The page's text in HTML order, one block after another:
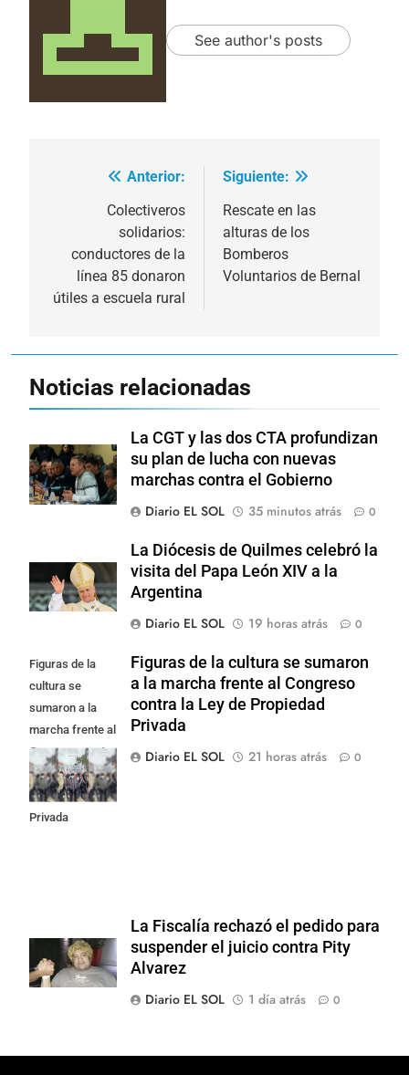
See author's posts
Navegación
entradas
Anterior:
Colectiveros
solidarios:
conductores de la
línea 85 donaron
útiles a escuela rural
Siguiente:
Rescate en las
alturas de los
Bomberos
Voluntarios de Bernal
Noticias relacionadas
La CGT y las dos CTA profundizan
su plan de lucha con nuevas
marchas contra el Gobierno
Diario EL SOL
35 minutos atrás 0
La Diócesis de Quilmes celebró la
visita del Papa León XIV a la
Argentina
Diario EL SOL
19 horas atrás 0
Figuras de la
cultura se
sumaron a la
marcha frente al
Congreso contra
la Ley de
Propiedad
Privada
Figuras de la cultura se sumaron
a la marcha frente al Congreso
contra la Ley de Propiedad
Privada
Diario EL SOL
21 horas atrás 0
La Fiscalía rechazó el pedido para
suspender el juicio contra Pity
Alvarez
Diario EL SOL
1 día atrás 0